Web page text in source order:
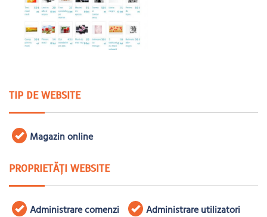
TIP DE WEBSITE
Magazin online
PROPRIETĂȚI WEBSITE
Administrare comenzi
Administrare utilizatori